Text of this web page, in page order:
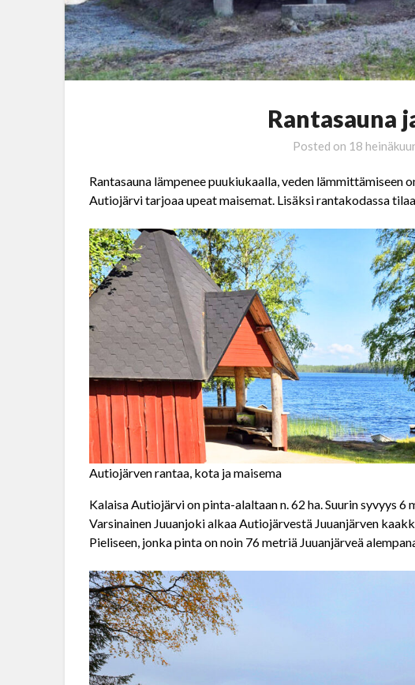
Rantasauna
Posted on 18
Rantasauna lämpenee puukiukaalla, veden lämmittämiseen
Autiojärvi tarjoaa upeat maisemat. Lisäksi rantakodassa
Autiojärven rantaa, kota ja maisema
Kalaisa Autiojärvi on pinta-alaltaan n. 62 ha. Suurin syvyys 6
Varsinainen Juuanjoki alkaa Autiojärvestä Juuanjärven
Pieliseen, jonka pinta on noin 76 metriä Juuanjärveä